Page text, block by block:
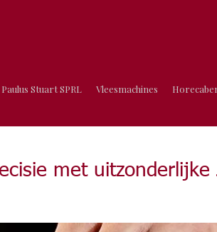
Stuart SPRL Vleesmachines
met uitzonderlijke